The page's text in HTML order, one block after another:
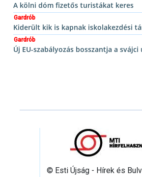
A kölni dóm fizetős turistákat keres
Gardrób
Kiderült kik is kapnak iskolakezdési
Gardrób
Új EU-szabályozás bosszantja a
© Esti Újság - Hírek és